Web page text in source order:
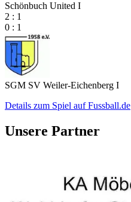
Schönbuch United I
2 : 1
0 : 1
SGM SV Weiler-Eichenberg I
Details zum Spiel auf Fussball.de
Unsere Partner